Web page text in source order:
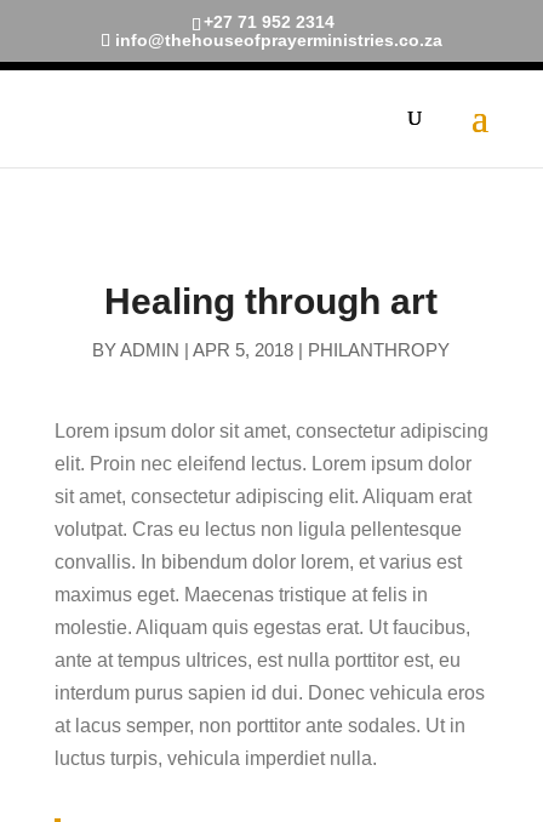
+27 71 952 2314
info@thehouseofprayerministries.co.za
Healing through art
BYADMIN |APR 5, 2018 | PHILANTHROPY
Lorem ipsum dolor sit amet, consectetur adipiscing
elit. Proin nec eleifend lectus. Lorem ipsum dolor
sit amet, consectetur adipiscing elit. Aliquam erat
volutpat. Cras eu lectus non ligula pellentesque
convallis. In bibendum dolor lorem, et varius est
maximus eget. Maecenas tristique at felis in
molestie. Aliquam quis egestas erat. Ut faucibus,
ante at tempus ultrices, est nulla porttitor est, eu
interdum purus sapien id dui. Donec vehicula eros
at lacus semper, non porttitor ante sodales. Ut in
luctus turpis, vehicula imperdiet nulla.